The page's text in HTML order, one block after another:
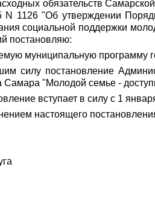
обязательств
N 1126 "Об утверждении
социальной поддержки
постановляю:
муниципальную программу
силу постановление
Самара "Молодой семье -
вступает в силу с 1
настоящего